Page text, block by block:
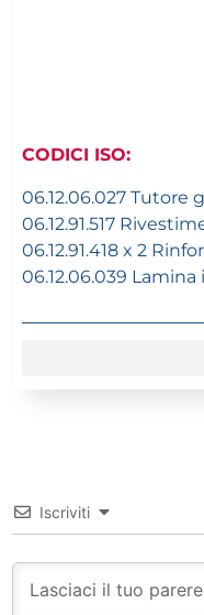
CODICI ISO:
06.12.06.027 Tutore
06.12.91.517
06.12.91.418 x 2
06.12.06.039
Iscriviti